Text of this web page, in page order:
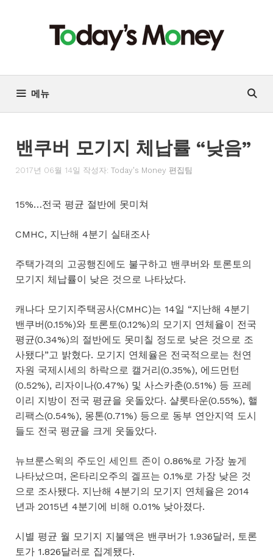
기
메뉴
밴쿠버 모기지 체납률 “낮음”
2017년 06월 14일 작성자: Today's Money 편집팀
15%…전국 평균 절반에 못미쳐
CMHC, 지난해 4분기 실태조사
주택가격의 고공행진에도 불구하고 밴쿠버와 토론토의
모기지 체납률이 낮은 것으로 나타났다.
캐나다 모기지주택공사(CMHC)는 14일 “지난해 4분기
밴쿠버(0.15%)와 토론토(0.12%)의 모기지 연체율이 전국
평균(0.34%)의 절반에도 못미칠 정도로 낮은 것으로 조
사됐다”고 밝혔다. 모기지 연체율은 전국적으로는 천연
자원 국제시세의 하락으로 캘거리(0.35%), 에드먼턴
(0.52%), 리자이나(0.47%) 및 사스카춘(0.51%) 등 프레
이리 지방이 전국 평균을 웃돌았다. 샬롯타운(0.55%), 핼
리팩스(0.54%), 몽톤(0.71%) 등으로 동부 연안지역 도시
들도 전국 평균을 크게 웃돌았다.
뉴브룬스윅의 주도인 세인트 존이 0.86%로 가장 높게
나타났으며, 온타리오주의 겔프는 0.1%로 가장 낮은 것
으로 조사됐다. 지난해 4분기의 모기지 연체율은 2014
년과 2015년 4분기에 비해 0.01% 낮아졌다.
시별 평균 월 모기지 지불액은 밴쿠버가 1.936달러, 토론
토가 1.826달러로 집계됐다.